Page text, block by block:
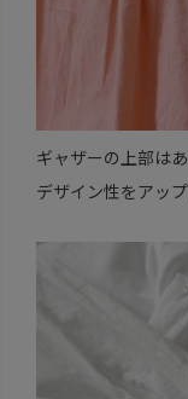
ギャザーの上部は
デザイン性をアッ